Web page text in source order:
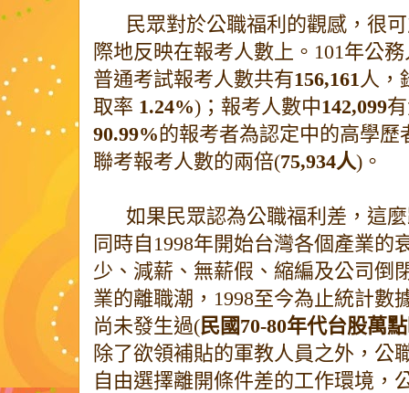
民眾對於公職福利的觀感，很
際地反映在報考人數上。101年公
普通考試報考人數共有156,161人，
取率 1.24%)；報考人數中142,099
90.99%的報考者為認定中的高學
聯考報考人數的兩倍(75,934人)。
如果民眾認為公職福利差，這
同時自1998年開始台灣各個產業的
少、減薪、無薪假、縮編及公司倒
業的離職潮，1998至今為止統計數
尚未發生過(民國70-80年代台股萬
除了欲領補貼的軍教人員之外，公
自由選擇離開條件差的工作環境，